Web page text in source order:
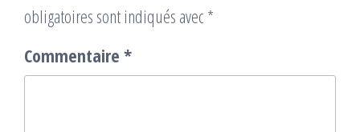
obligatoires sont indiqués avec *
Commentaire *